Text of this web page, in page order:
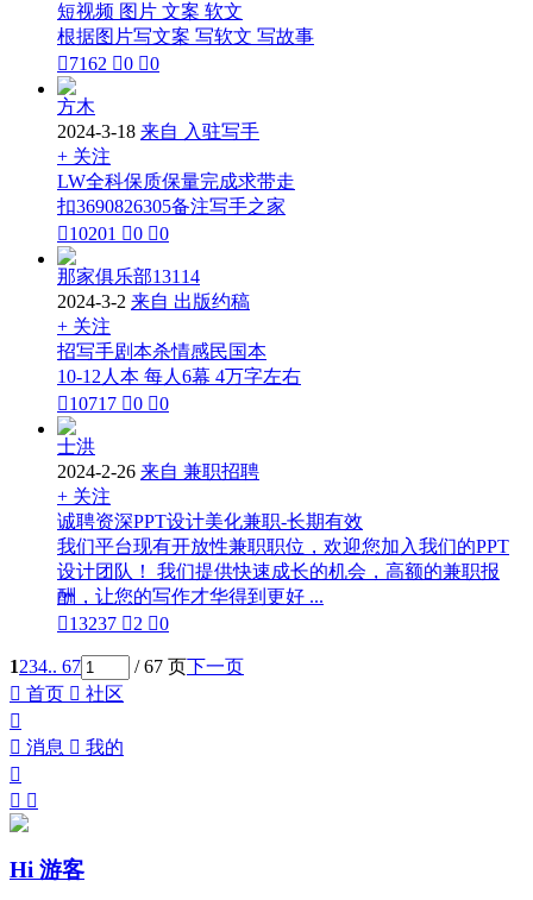
短视频 图片 文案 软文
根据图片写文案 写软文 写故事
7162 0 0
方木
2024-3-18 来自 入驻写手
+ 关注
LW全科保质保量完成求带走
扣3690826305备注写手之家
10201 0 0
那家俱乐部13114
2024-3-2 来自 出版约稿
+ 关注
招写手剧本杀情感民国本
10-12人本 每人6幕 4万字左右
10717 0 0
士洪
2024-2-26 来自 兼职招聘
+ 关注
诚聘资深PPT设计美化兼职-长期有效
我们平台现有开放性兼职职位，欢迎您加入我们的PPT
设计团队！ 我们提供快速成长的机会，高额的兼职报
酬，让您的写作才华得到更好 ...
13237 2 0
1234.. 67 / 67 页下一页
 首页  社区

 消息  我的

 
Hi 游客